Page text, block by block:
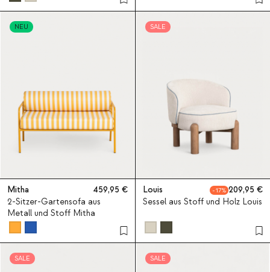
NEU
Mitha
459,95
2-Sitzer-Gartensofa aus
Metall und Stoff Mitha
SALE
Louis 17
209,95
Sessel aus Stoff und Holz Louis
SALE SALE